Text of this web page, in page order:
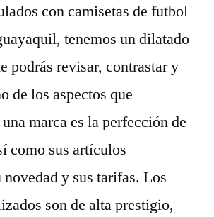
con camisetas de futbol
tenemos un dilatado
podrás revisar, contrastar y
de los aspectos que
marca es la perfección de
como sus artículos
y sus tarifas. Los
son de alta prestigio,